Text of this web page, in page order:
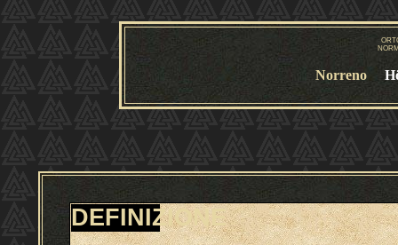
Norreno
DEFINIZIONE